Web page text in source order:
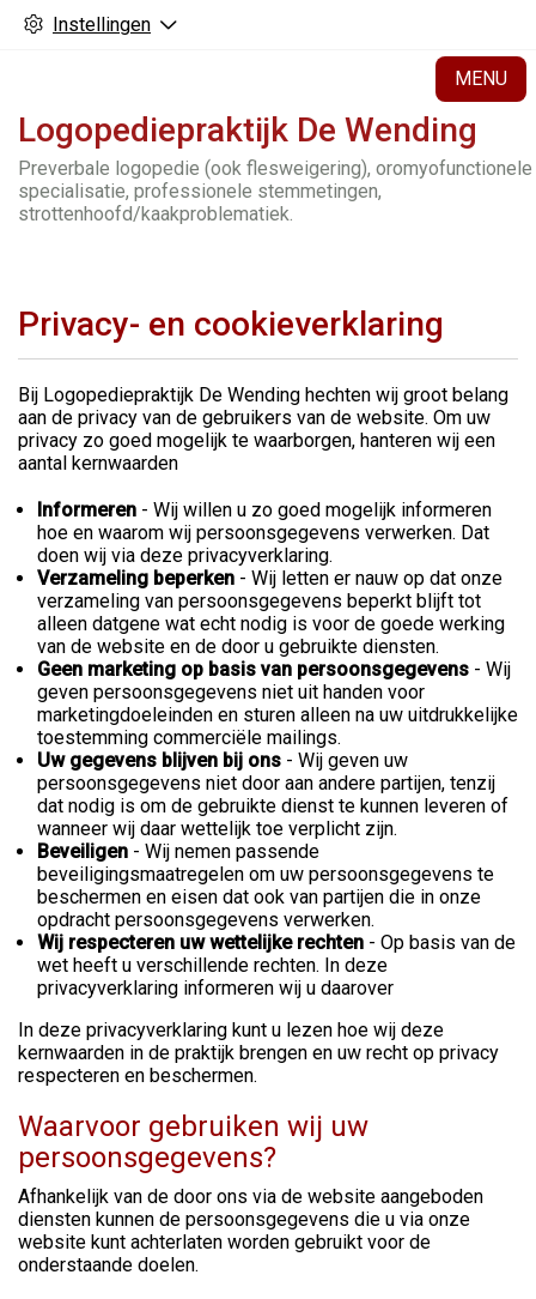
Instellingen
MENU
Logopediepraktijk De Wending
Preverbale logopedie (ook flesweigering), oromyofunctionele
specialisatie, professionele stemmetingen,
strottenhoofd/kaakproblematiek.
Privacy- en cookieverklaring
Bij Logopediepraktijk De Wending hechten wij groot belang
aan de privacy van de gebruikers van de website. Om uw
privacy zo goed mogelijk te waarborgen, hanteren wij een
aantal kernwaarden
Informeren - Wij willen u zo goed mogelijk informeren
hoe en waarom wij persoonsgegevens verwerken. Dat
doen wij via deze privacyverklaring.
Verzameling beperken - Wij letten er nauw op dat onze
verzameling van persoonsgegevens beperkt blijft tot
alleen datgene wat echt nodig is voor de goede werking
van de website en de door u gebruikte diensten.
Geen marketing op basis van persoonsgegevens - Wij
geven persoonsgegevens niet uit handen voor
marketingdoeleinden en sturen alleen na uw uitdrukkelijke
toestemming commerciële mailings.
Uw gegevens blijven bij ons - Wij geven uw
persoonsgegevens niet door aan andere partijen, tenzij
dat nodig is om de gebruikte dienst te kunnen leveren of
wanneer wij daar wettelijk toe verplicht zijn.
Beveiligen - Wij nemen passende
beveiligingsmaatregelen om uw persoonsgegevens te
beschermen en eisen dat ook van partijen die in onze
opdracht persoonsgegevens verwerken.
Wij respecteren uw wettelijke rechten - Op basis van de
wet heeft u verschillende rechten. In deze
privacyverklaring informeren wij u daarover
In deze privacyverklaring kunt u lezen hoe wij deze
kernwaarden in de praktijk brengen en uw recht op privacy
respecteren en beschermen.
Waarvoor gebruiken wij uw
persoonsgegevens?
Afhankelijk van de door ons via de website aangeboden
diensten kunnen de persoonsgegevens die u via onze
website kunt achterlaten worden gebruikt voor de
onderstaande doelen.